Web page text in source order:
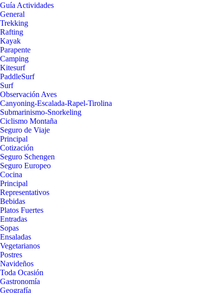
Guía Actividades
General
Trekking
Rafting
Kayak
Parapente
Camping
Kitesurf
PaddleSurf
Surf
Observación Aves
Canyoning-Escalada-Rapel-Tirolina
Submarinismo-Snorkeling
Ciclismo Montaña
Seguro de Viaje
Principal
Cotización
Seguro Schengen
Seguro Europeo
Cocina
Principal
Representativos
Bebidas
Platos Fuertes
Entradas
Sopas
Ensaladas
Vegetarianos
Postres
Navideños
Toda Ocasión
Gastronomía
Geografía